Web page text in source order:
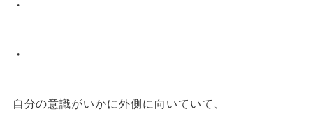
・
・
自分の意識がいかに外側に向いていて、